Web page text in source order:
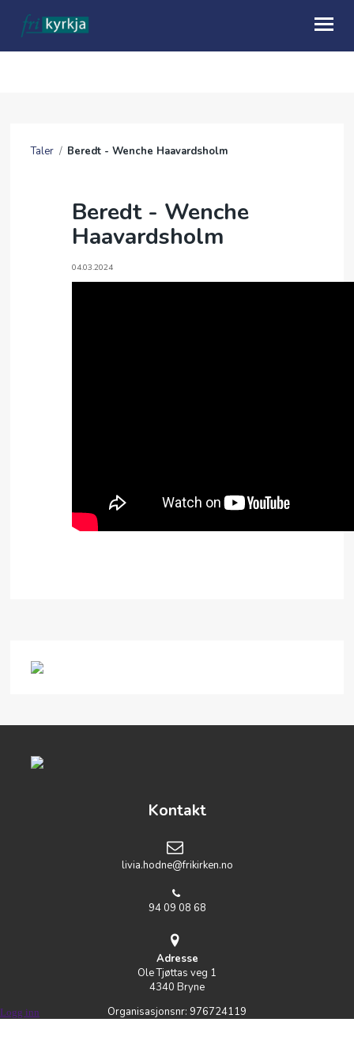
KALENDER
MISJON
GI EN GAVE
Taler / Beredt - Wenche Haavardsholm
Beredt - Wenche
Haavardsholm
04.03.2024
Kontakt
livia.hodne@frikirken.no
94 09 08 68
Adresse
Ole Tjøttas veg 1
4340 Bryne
Organisasjonsnr: 976724119
Logg inn